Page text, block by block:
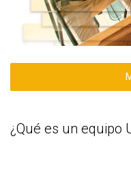
¿Qué es un equipo